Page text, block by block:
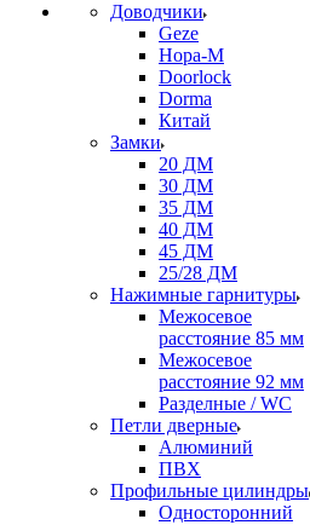
Доводчики
Geze
Нора-М
Doorlock
Dorma
Китай
Замки
20 ДМ
30 ДМ
35 ДМ
40 ДМ
45 ДМ
25/28 ДМ
Нажимные гарнитуры
Межосевое
расстояние 85 мм
Межосевое
расстояние 92 мм
Разделные / WC
Петли дверные
Алюминий
ПВХ
Профильные цилиндры
Односторонний